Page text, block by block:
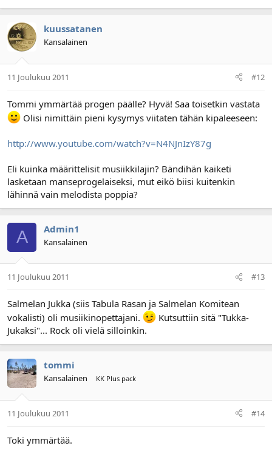
kuussatanen
Kansalainen
11 Joulukuu 2011 #12
Tommi ymmärtää progen päälle? Hyvä! Saa toisetkin vastata
Olisi nimittäin pieni kysymys viitaten tähän kipaleeseen:
http://www.youtube.com/watch?v=N4NJnIzY87g
Eli kuinka määrittelisit musiikkilajin? Bändihän kaiketi
lasketaan manseprogelaiseksi, mut eikö biisi kuitenkin
lähinnä vain melodista poppia?
A Admin1
Kansalainen
11 Joulukuu 2011 #13
Salmelan Jukka (siis Tabula Rasan ja Salmelan Komitean
vokalisti) oli musiikinopettajani.
Kutsuttiin sitä "Tukka-
Jukaksi"... Rock oli vielä silloinkin.
tommi
Kansalainen KK Plus pack
11 Joulukuu 2011 #14
Toki ymmärtää.